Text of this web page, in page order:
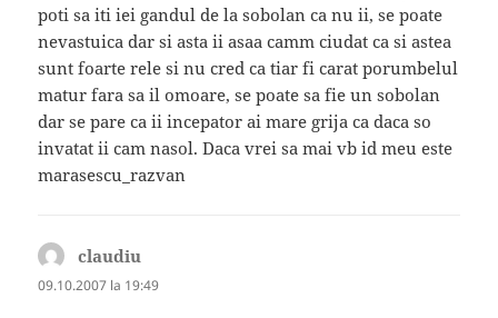
poti sa iti iei gandul de la sobolan ca nu ii, se poate
nevastuica dar si asta ii asaa camm ciudat ca si astea
sunt foarte rele si nu cred ca tiar fi carat porumbelul
matur fara sa il omoare, se poate sa fie un sobolan
dar se pare ca ii incepator ai mare grija ca daca so
invatat ii cam nasol. Daca vrei sa mai vb id meu este
marasescu_razvan
claudiu
09.10.2007 la 19:49